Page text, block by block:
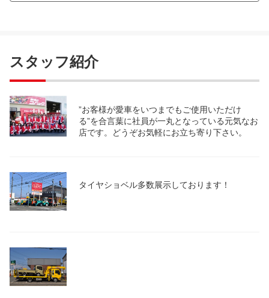
スタッフ紹介
”お客様が愛車をいつまでもご使用いただけ
る”を合言葉に社員が一丸となっている元気なお
店です。どうぞお気軽にお立ち寄り下さい。
タイヤショベル多数展示しております！